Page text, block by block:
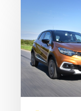
Captur
restylé
:
Cap
maintenu
?